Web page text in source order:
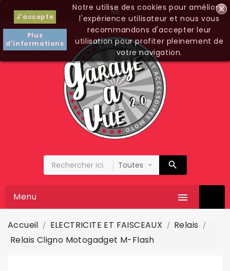

J'accepte
Plus
d'informations
Notre utilise des cookies pour améliorer
l'expérience utilisateur et nous vous
recommandons d'accepter leur
utilisation pour profiter pleinement de
votre navigation.

Menu
Accueil ELECTRICITE ET FAISCEAUX
Relais
Relais Cligno Motogadget M-Flash